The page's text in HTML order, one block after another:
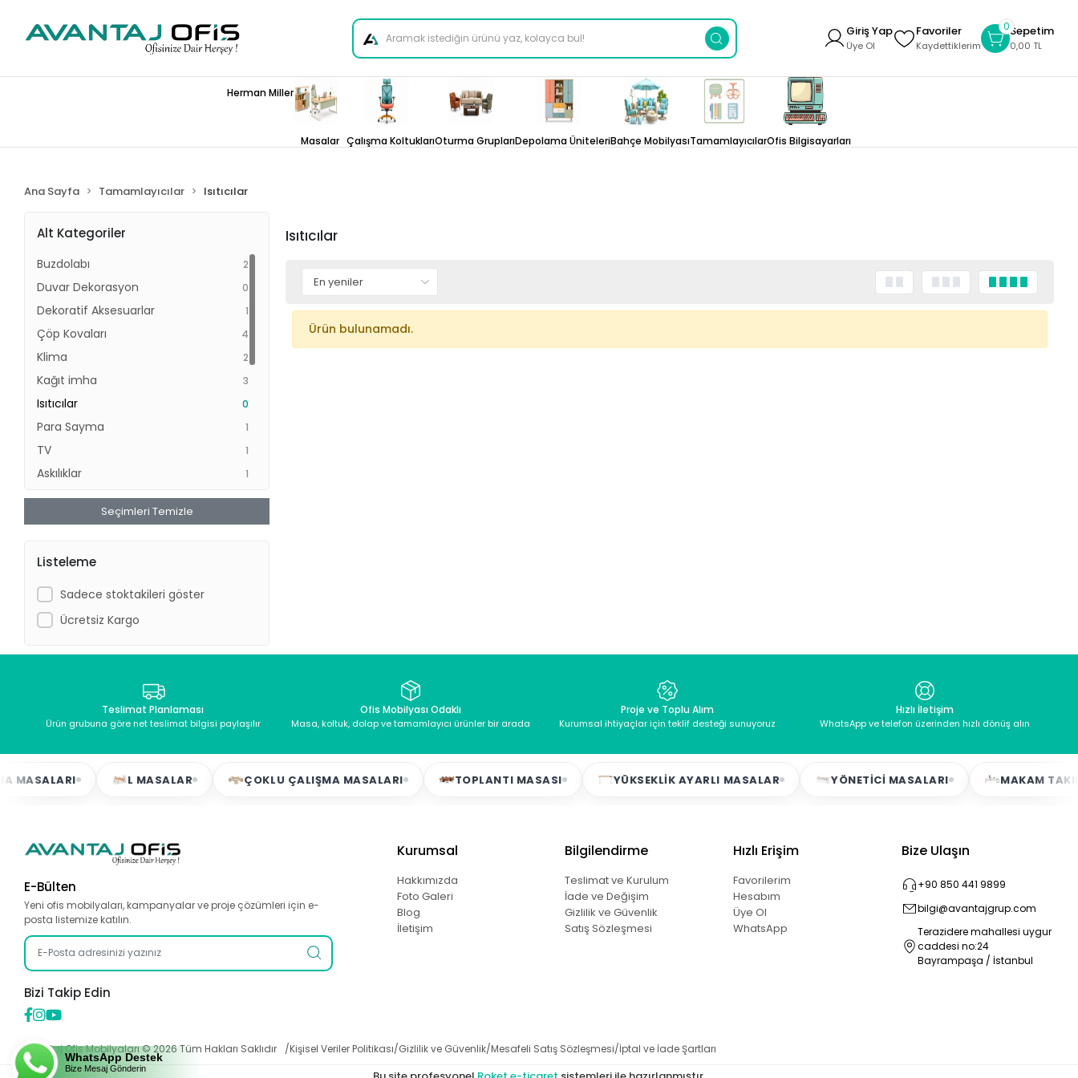
Giriş Yap
Üye Ol
Favoriler
Kaydettiklerim
0Sepetim
0,00 TL
Herman Miller
Masalar Çalışma KoltuklarıOturma GruplarıDepolama ÜniteleriBahçe MobilyasıTamamlayıcılarOfis Bilgisayarları
Ana Sayfa Tamamlayıcılar Isıtıcılar
Alt Kategoriler
Buzdolabı 2
Duvar Dekorasyon 0
Dekoratif Aksesuarlar 1
Çöp Kovaları 4
Klima 2
Kağıt imha 3
Isıtıcılar 0
Para Sayma 1
TV 1
Askılıklar 1
Stor Perdeler 2
Yazı Tahtası
Projeksiyon Perdesi
Aydınlatma
Karo Halılar
Diğer Tamamlayıcılar
Seçimleri Temizle
Listeleme
Sadece stoktakileri göster
Ücretsiz Kargo
Isıtıcılar
Ürün bulunamadı.
Teslimat Planlaması
Ürün grubuna göre net teslimat bilgisi paylaşılır
Ofis Mobilyası Odaklı
Masa, koltuk, dolap ve tamamlayıcı ürünler bir arada
Proje ve Toplu Alım
Kurumsal ihtiyaçlar için teklif desteği sunuyoruz
Hızlı İletişim
WhatsApp ve telefon üzerinden hızlı dönüş alın
L MASALAR ÇOKLU ÇALIŞMA MASALARI TOPLANTI MASASI YÜKSEKLIK AYARLI MASALAR YÖNETICI MASALARI MAKAM
E-Bülten
Yeni ofis mobilyaları, kampanyalar ve proje çözümleri için e-
posta listemize katılın.
Bizi Takip Edin
Kurumsal
Hakkımızda
Foto Galeri
Blog
İletişim
Bilgilendirme
Teslimat ve Kurulum
İade ve Değişim
Gizlilik ve Güvenlik
Satış Sözleşmesi
Hızlı Erişim
Favorilerim
Hesabım
Üye Ol
WhatsApp
Bize Ulaşın
+90 850 441 9899
bilgi@avantajgrup.com
Terazidere mahallesi uygur
caddesi no:24
Bayrampaşa / İstanbul
Avantaj Ofis Mobilyaları ©2026Tüm Hakları Saklıdır Kişisel Veriler Politikası Gizlilik ve Güvenlik Mesafeli Satış Sözleşmesi İptal ve İade Şartları
WhatsApp Destek
Bize Mesaj Gönderin